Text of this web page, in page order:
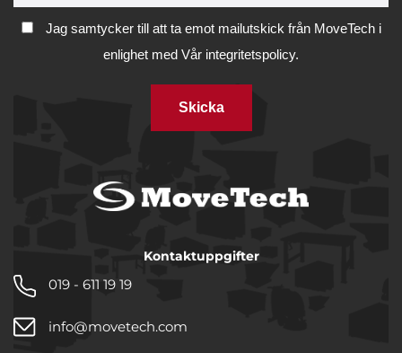
Jag samtycker till att ta emot mailutskick från MoveTech i
enlighet med Vår integritetspolicy.
Skicka
Kontaktuppgifter
019 - 611 19 19
info@movetech.com